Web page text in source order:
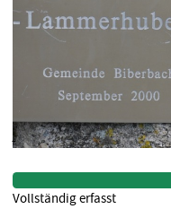
Vollständig erfasst